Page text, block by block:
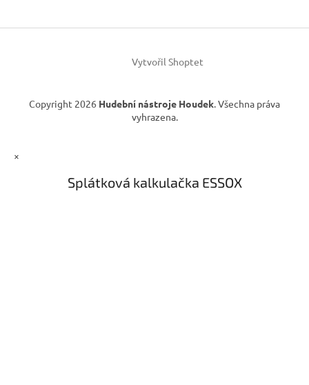
í
Vytvořil Shoptet
Copyright 2026 Hudební nástroje Houdek. Všechna práva
vyhrazena.
×
Splátková kalkulačka ESSOX